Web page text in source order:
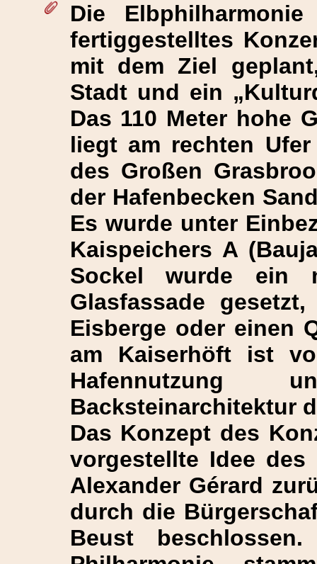
Die Elbphilharmonie
fertiggestelltes
mit dem Ziel
Stadt und ein
Das 110 Meter hohe
liegt am rechten
des Großen
der Hafenbecken
Es wurde unter
Kaispeichers A
Sockel wurde ein
Glasfassade
Eisberge oder einen
am Kaiserhöft ist
Hafennutzung
Backsteinarchitektur
Das Konzept des
vorgestellte Idee des
Alexander Gérard
durch die
Beust